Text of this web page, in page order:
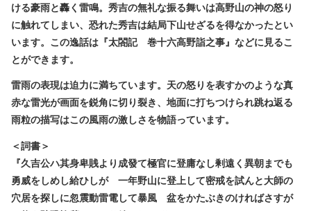
ける豪雨と轟く雷鳴。秀吉の無礼な振る舞いは高野山の神の怒り
に触れてしまい、恐れた秀吉は結局下山せざるを得なかったとい
います。この逸話は『太閤記 巻十六高野詣之事』などに見るこ
とができます。
雷雨の表現は迫力に満ちています。天の怒りを表すかのような真
赤な雷光が画面を鋭角に切り裂き、地面に打ちつけられ跳ね返る
雨粒の描写はこの風雨の激しさを物語っています。
＜詞書＞
『久吉公ハ其身卑賎より成發て極官に登庸なし剰遠く異朝までも
勇威をしめし給ひしが 一年野山に登上して密戒を試んと大師の
穴居を探しに忽震動雷電して暴風 盆をかたぶきのければさすが